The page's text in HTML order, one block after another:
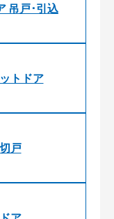
吊戸･引込
トドア
戸